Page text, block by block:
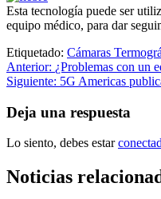
Esta tecnología puede ser
equipo médico, para dar
Etiquetado: Cámaras
Navegación
de
entradas
Anterior: ¿Problemas con un
Siguiente: 5G Americas
Deja una respuesta
Lo siento, debes estar
Noticias